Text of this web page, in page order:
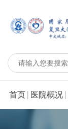
首页 | 医院概况 |